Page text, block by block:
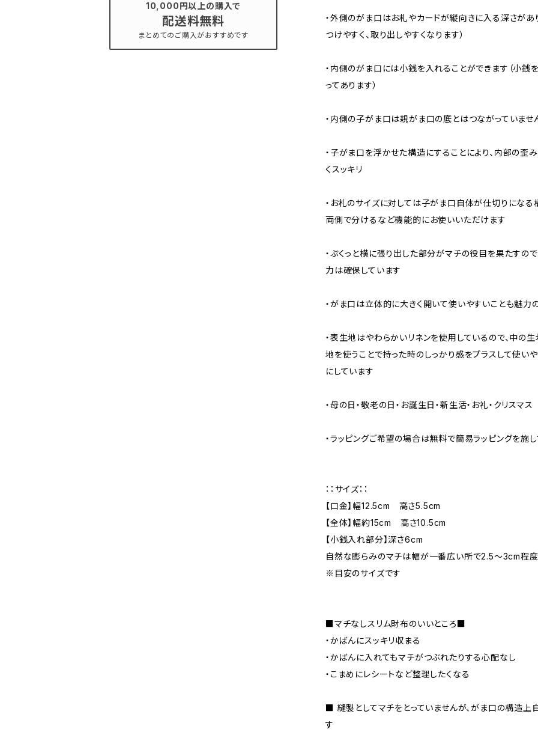
・外側のがま口はお札やカードが縦向きに入る深さがあ
つけやすく、取り出しやすくなります）
・内側のがま口には小銭を入れることができます（小銭
ってあります）
・内側の子がま口は親がま口の底とはつながっていませ
・子がま口を浮かせた構造にすることにより、内部の歪
くスッキリ
・お札のサイズに対しては子がま口自体が仕切りにな
両側で分けるなど機能的にお使いいただけます
・ぷくっと横に張り出した部分がマチの役目を果たすの
力は確保しています
・がま口は立体的に大きく開いて使いやすいことも魅力
・表生地はやわらかいリネンを使用しているので、中の
地を使うことで持った時のしっかり感をプラスして使い
にしています
・母の日・敬老の日・お誕生日・新生活・お礼・クリス
・ラッピングご希望の場合は無料で簡易ラッピングを施
：：サイズ：：
【口金】幅12.5cm 高さ5.5cm
【全体】幅約15cm 高さ10.5cm
【小銭入れ部分】深さ6cm
自然な膨らみのマチは幅が一番広い所で2.5～3cm程
※目安のサイズです
■マチなしスリム財布のいいところ■
・かばんにスッキリ収まる
・かばんに入れてもマチがつぶれたりする心配なし
・こまめにレシートなど整理したくなる
■ 縫製としてマチをとっていませんが、がま口の構造
す
10,000円以上の購入で
配送料無料
まとめてのご購入がおすすめです